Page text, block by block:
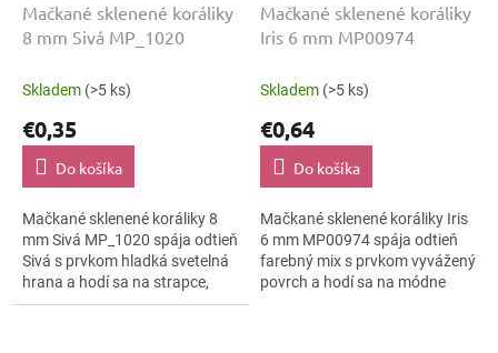
Mačkané sklenené koráliky
8 mm Sivá MP_1020
Skladem (>5 ks)
€0,35
Do košíka
Mačkané sklenené koráliky 8
mm Sivá MP_1020 spája odtieň
Sivá s prvkom hladká svetelná
hrana a hodí sa na strapce,
folklórne doplnky aj náušnice.
Mačkané sklenené koráliky
Iris 6 mm MP00974
Skladem (>5 ks)
€0,64
Do košíka
Mačkané sklenené koráliky Iris
6 mm MP00974 spája odtieň
farebný mix s prvkom vyvážený
povrch a hodí sa na módne